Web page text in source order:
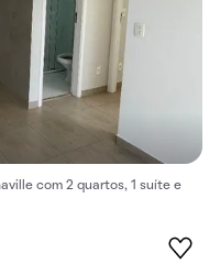
com 2 quartos, 1 suíte e